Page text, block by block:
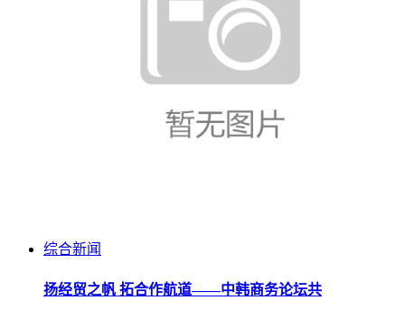
综合新闻
扬经贸之帆 拓合作航道——中韩商务论坛共